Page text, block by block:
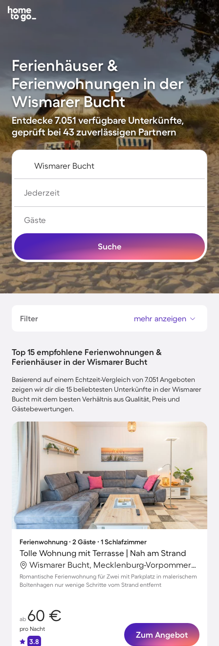
Ferienhäuser &
Ferienwohnungen in der
Wismarer Bucht
Entdecke 7.051 verfügbare Unterkünfte,
geprüft bei 43 zuverlässigen Partnern
Jederzeit
Gäste
Suche
Filter mehr anzeigen
Top 15 empfohlene Ferienwohnungen &
Ferienhäuser in der Wismarer Bucht
Basierend auf einem Echtzeit-Vergleich von 7.051 Angeboten
zeigen wir dir die 15 beliebtesten Unterkünfte in der Wismarer
Bucht mit dem besten Verhältnis aus Qualität, Preis und
Gästebewertungen.
Ferienwohnung ∙ 2 Gäste ∙ 1 Schlafzimmer
Tolle Wohnung mit Terrasse | Nah am Strand
Wismarer Bucht, Mecklenburg-Vorpommern, Deutschland
Romantische Ferienwohnung für Zwei mit Parkplatz in malerischem
Boltenhagen nur wenige Schritte vom Strand entfernt
ab 60 €
pro Nacht
3.8
Zum Angebot